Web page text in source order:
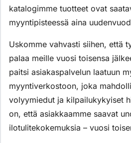
katalogimme tuotteet ovat
myyntipisteessä aina
Uskomme vahvasti siihen, että
palaa meille vuosi toisensa
paitsi asiakaspalvelun laatuun
myyntiverkostoon, joka
volyymiedut ja kilpailukykyiset
on, että asiakkaamme saavat
ilotulitekokemuksia – vuosi